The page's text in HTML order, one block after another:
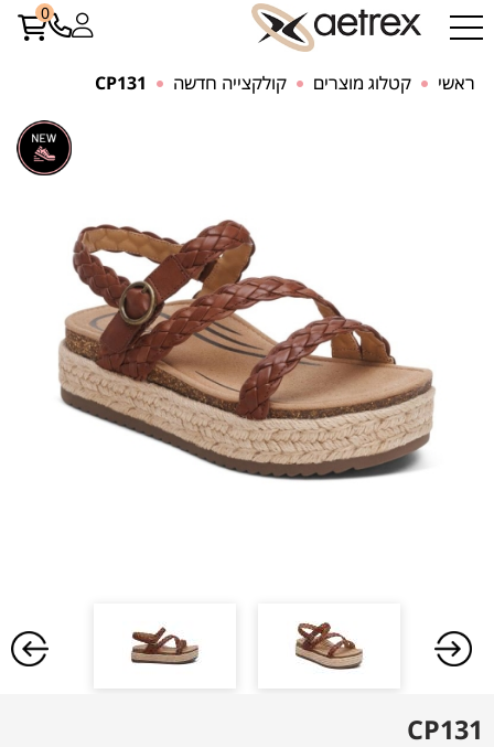
0
ראשי קטלוג מוצרים קולקצייה חדשה CP131
CP131